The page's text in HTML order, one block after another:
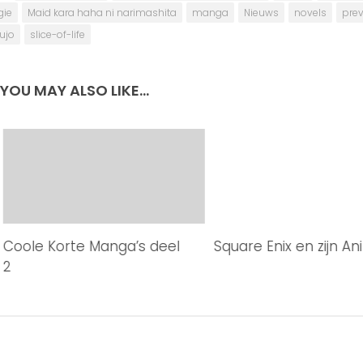
Maid kara haha ni narimashita manga Nieuws novels
slice-of-life
YOU MAY ALSO LIKE...
Square Enix en zijn
Coole Korte Manga’s deel
2